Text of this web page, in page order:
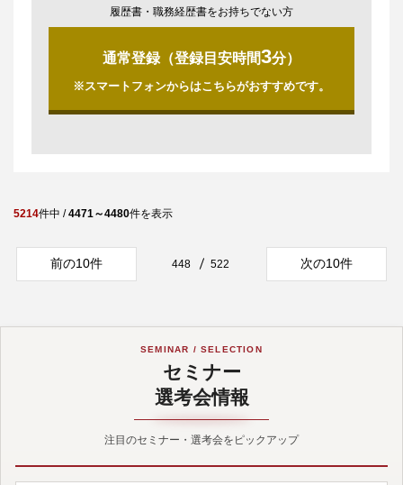
履歴書・職務経歴書をお持ちでない方
通常登録（登録目安時間3分）
※スマートフォンからはこちらがおすすめです。
5214件中 /4471～4480件を表示
前の10件 448 522 次の10件
SEMINAR / SELECTION
セミナー
選考会情報
注目のセミナー・選考会をピックアップ